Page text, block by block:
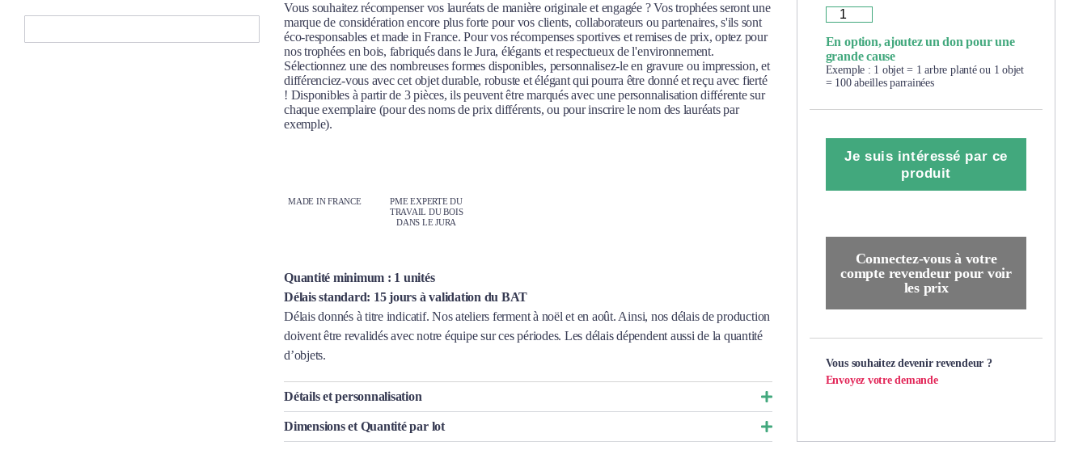
Vous souhaitez récompenser vos lauréats de manière originale et engagée ? Vos trophées seront une
marque de considération encore plus forte pour vos clients, collaborateurs ou partenaires, s'ils sont
éco-responsables et made in France. Pour vos récompenses sportives et remises de prix, optez pour
nos trophées en bois, fabriqués dans le Jura, élégants et respectueux de l'environnement.
Sélectionnez une des nombreuses formes disponibles, personnalisez-le en gravure ou impression, et
différenciez-vous avec cet objet durable, robuste et élégant qui pourra être donné et reçu avec fierté
! Disponibles à partir de 3 pièces, ils peuvent être marqués avec une personnalisation différente sur
chaque exemplaire (pour des noms de prix différents, ou pour inscrire le nom des lauréats par
exemple).
MADE IN FRANCE
PME EXPERTE DU
TRAVAIL DU BOIS
DANS LE JURA
Quantité minimum : 1 unités
Délais standard: 15 jours à validation du BAT
Délais donnés à titre indicatif. Nos ateliers ferment à noël et en août. Ainsi, nos délais de production
doivent être revalidés avec notre équipe sur ces périodes. Les délais dépendent aussi de la quantité
d’objets.
Détails et personnalisation
Dimensions et Quantité par lot
En option, ajoutez un don pour une
grande cause
Exemple : 1 objet = 1 arbre planté ou 1 objet
= 100 abeilles parrainées
Je suis intéressé par ce
produit
Connectez-vous à votre
compte revendeur pour voir
les prix
Vous souhaitez devenir revendeur ?
Envoyez votre demande